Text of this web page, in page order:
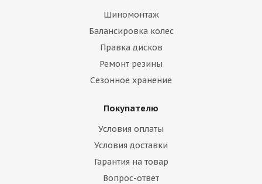
Шиномонтаж
Балансировка колес
Правка дисков
Ремонт резины
Сезонное хранение
Покупателю
Условия оплаты
Условия доставки
Гарантия на товар
Вопрос-ответ